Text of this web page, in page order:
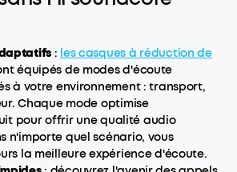
: les casques à réduction de
équipés de modes d'écoute
à votre environnement : transport,
Chaque mode optimise
pour offrir une qualité audio
n'importe quel scénario, vous
la meilleure expérience d'écoute.